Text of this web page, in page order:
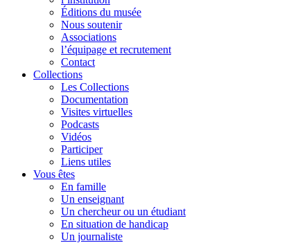
Éditions du musée
Nous soutenir
Associations
l’équipage et recrutement
Contact
Collections
Les Collections
Documentation
Visites virtuelles
Podcasts
Vidéos
Participer
Liens utiles
Vous êtes
En famille
Un enseignant
Un chercheur ou un étudiant
En situation de handicap
Un journaliste